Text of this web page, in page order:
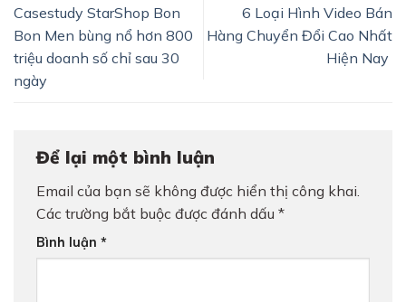
Casestudy StarShop Bon
Bon Men bùng nổ hơn 800
triệu doanh số chỉ sau 30
ngày
6 Loại Hình Video Bán
Hàng Chuyển Đổi Cao Nhất
Hiện Nay
Để lại một bình luận
Email của bạn sẽ không được hiển thị công khai.
Các trường bắt buộc được đánh dấu *
Bình luận *